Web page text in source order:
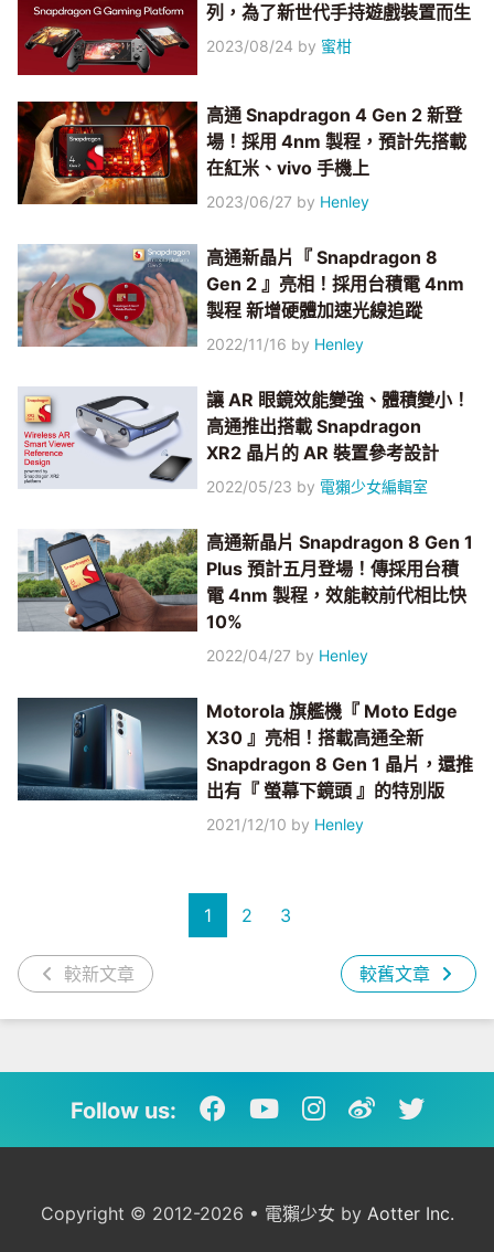
列，為了新世代手持遊戲裝置而生
2023/08/24 by 蜜柑
高通 Snapdragon 4 Gen 2 新登
場！採用 4nm 製程，預計先搭載
在紅米、vivo 手機上
2023/06/27 by Henley
高通新晶片『 Snapdragon 8
Gen 2 』亮相！採用台積電 4nm
製程 新增硬體加速光線追蹤
2022/11/16 by Henley
讓 AR 眼鏡效能變強、體積變小！
高通推出搭載 Snapdragon
XR2 晶片的 AR 裝置參考設計
2022/05/23 by 電獺少女編輯室
高通新晶片 Snapdragon 8 Gen 1
Plus 預計五月登場！傳採用台積
電 4nm 製程，效能較前代相比快
10%
2022/04/27 by Henley
Motorola 旗艦機『 Moto Edge
X30 』亮相！搭載高通全新
Snapdragon 8 Gen 1 晶片，還推
出有『 螢幕下鏡頭 』的特別版
2021/12/10 by Henley
較新文章
1 2 3
較舊文章
Follow us:
Copyright © 2012-2026 • 電獺少女 by Aotter Inc.